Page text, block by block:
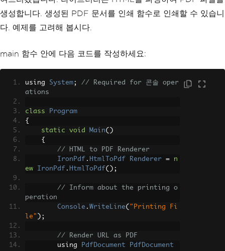
생성합니다. 생성된 PDF 문서를 인쇄 함수로 인쇄할 수 있습니
다. 예제를 고려해 봅시다.
main 함수 안에 다음 코드를 작성하세요:
using System;
// Required for 콘솔 oper
ations
class
Program
{
static
void Main()
{
// HTML to PDF Renderer
IronPdf . HtmlToPdf Renderer =
n
ew
IronPdf . HtmlToPdf();
// Inform about the printing o
peration
Console . WriteLine( "Printing Fi
le" );
// Render URL as PDF
        using
PdfDocument PdfDocument